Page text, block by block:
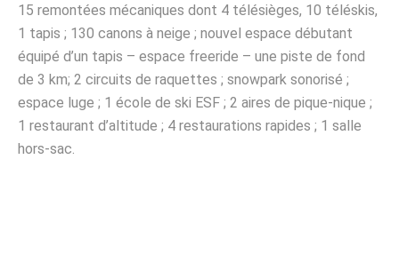
15 remontées mécaniques dont 4 télésièges, 10 téléskis,
1 tapis ; 130 canons à neige ; nouvel espace débutant
équipé d’un tapis – espace freeride – une piste de fond
de 3 km; 2 circuits de raquettes ; snowpark sonorisé ;
espace luge ; 1 école de ski ESF ; 2 aires de pique-nique ;
1 restaurant d’altitude ; 4 restaurations rapides ; 1 salle
hors-sac.